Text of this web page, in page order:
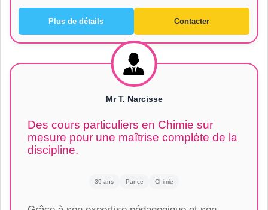
Plus de détails Contacter
Mr T. Narcisse
Des cours particuliers en Chimie sur
mesure pour une maîtrise complète de la
discipline.
39 ans Pance Chimie